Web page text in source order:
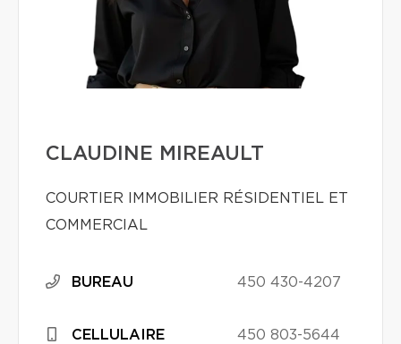
CLAUDINE MIREAULT
COURTIER IMMOBILIER RÉSIDENTIEL ET
COMMERCIAL
BUREAU 450 430-4207
CELLULAIRE 450 803-5644